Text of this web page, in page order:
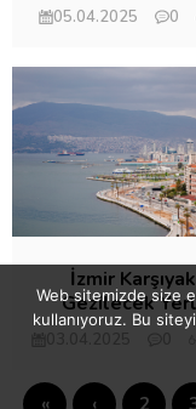
05.04.2025 0
İzmir
Gezilecek
« ‹ 2
Web sitemizde size
kullanıyoruz. Bu